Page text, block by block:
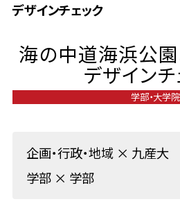
デザインチェック
海の中道海浜公
デザインチ
学部・大学院
企画・行政・地域 × 九産大
学部 × 学部